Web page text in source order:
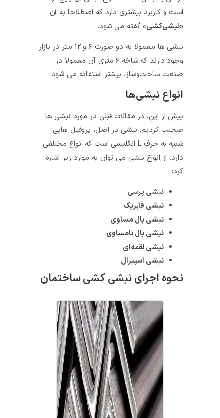
است و کاربرد بیشتری دارد که اصطلاحا به آن
«نبشی‌کشی»گفته می‌ شود.
نبشی‌ ها معمولا به دو صورت ۶ و ۱۲ متر در بازار
وجود دارند که شاخه ۶ متری آن معمولا در
صنعت ساخت‌و‌ساز، بیشتر استفاده می شود.
انواع نبشی‌ها
پیش از این، در مقالات قبلی در مورد نبشی‌ ها
صحبت کردیم. نبشی‌‌ در اصل، پروفیل‌ هایی
شبیه به حرف L انگلیسی است که انواع مختلفی
دارد. از انواع نبشی می‌ توان به موارد زیر اشاره
نبشی پرسی
نبشی فابریک
نبشی بال مساوی
نبشی بال نامساوی
نبشی لقمه‌ای
نبشی اسپیرال
نحوه اجرای نبشی کشی ساختمان